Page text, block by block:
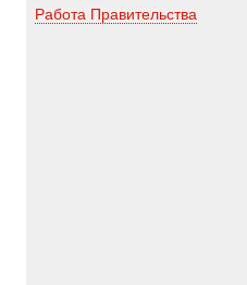
Работа Правительства